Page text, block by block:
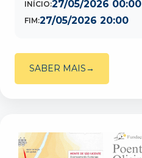
INÍCIO:27/05/2026 00:00
FIM:27/05/2026 20:00
SABER MAIS